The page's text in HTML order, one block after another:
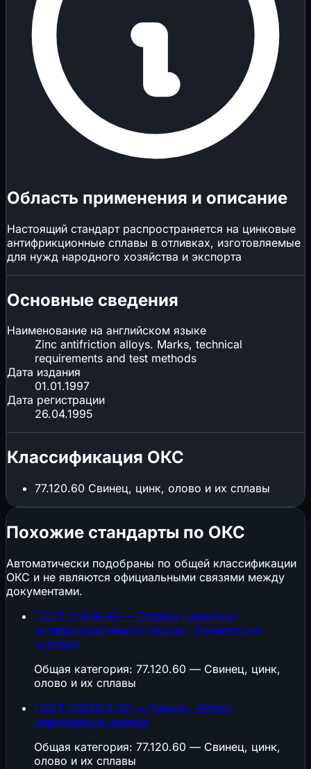
Область применения и описание
Настоящий стандарт распространяется на цинковые
антифрикционные сплавы в отливках, изготовляемые
для нужд народного хозяйства и экспорта
Основные сведения
Наименование на английском языке
Zinc antifriction alloys. Marks, technical
requirements and test methods
Дата издания
01.01.1997
Дата регистрации
26.04.1995
Классификация ОКС
77.120.60 Свинец, цинк, олово и их сплавы
Похожие стандарты по ОКС
Автоматически подобраны по общей классификации
ОКС и не являются официальными связями между
документами.
ГОСТ 21438-95 — Сплавы цинковые
антифрикционные в чушках. Технические
условия
Общая категория: 77.120.60 — Свинец, цинк,
олово и их сплавы
ГОСТ 20580.8-80 — Свинец. Метод
определения железа
Общая категория: 77.120.60 — Свинец, цинк,
олово и их сплавы